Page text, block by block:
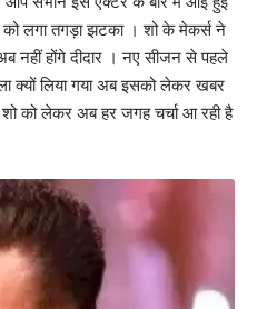
लगा तगड़ा झटका । शो के मेकर्स ने
नहीं होंगे दीदार । नए सीजन से पहले
लिया गया अब इसको लेकर खबर
को लेकर अब हर जगह चर्चा आ रही है